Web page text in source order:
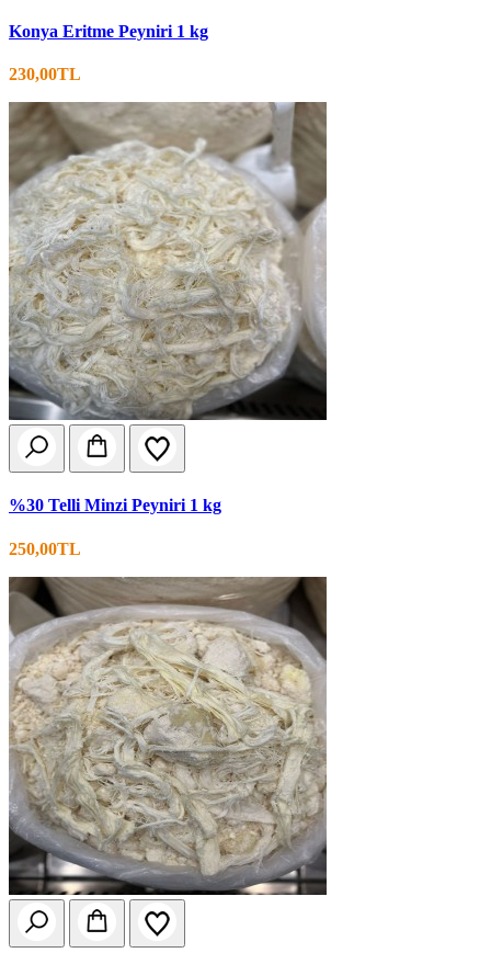
Konya Eritme Peyniri 1 kg
230,00TL
%30 Telli Minzi Peyniri 1 kg
250,00TL